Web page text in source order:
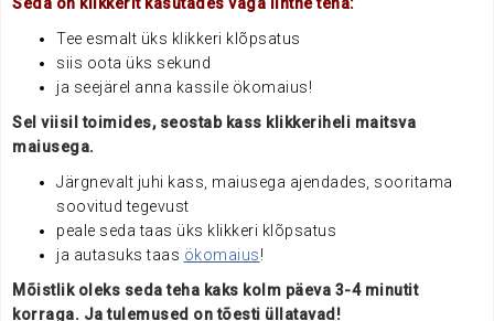
Tee esmalt üks klikkeri klõpsatus
siis oota üks sekund
ja seejärel anna kassile ökomaius!
Sel viisil toimides, seostab kass klikkeriheli maitsva
maiusega.
Järgnevalt juhi kass, maiusega ajendades, sooritama
soovitud tegevust
peale seda taas üks klikkeri klõpsatus
ja autasuks taas ökomaius!
Mõistlik oleks seda teha kaks kolm päeva 3-4 minutit
korraga. Ja tulemused on tõesti üllatavad!